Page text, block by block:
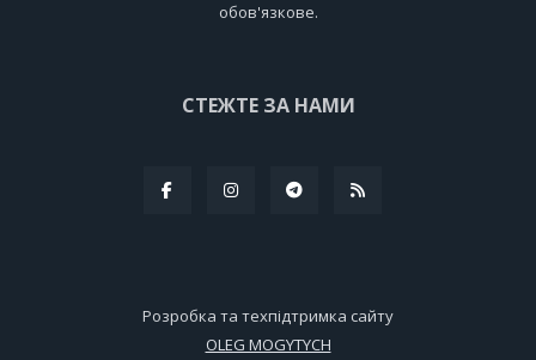
обов'язкове.
СТЕЖТЕ ЗА НАМИ
Розробка та техпідтримка сайту
OLEG MOGYTYCH